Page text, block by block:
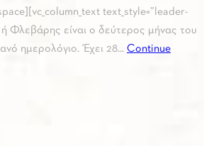
text_style=”leader-
είναι ο δεύτερος μήνας του
ημερολόγιο. Έχει 28... Continue